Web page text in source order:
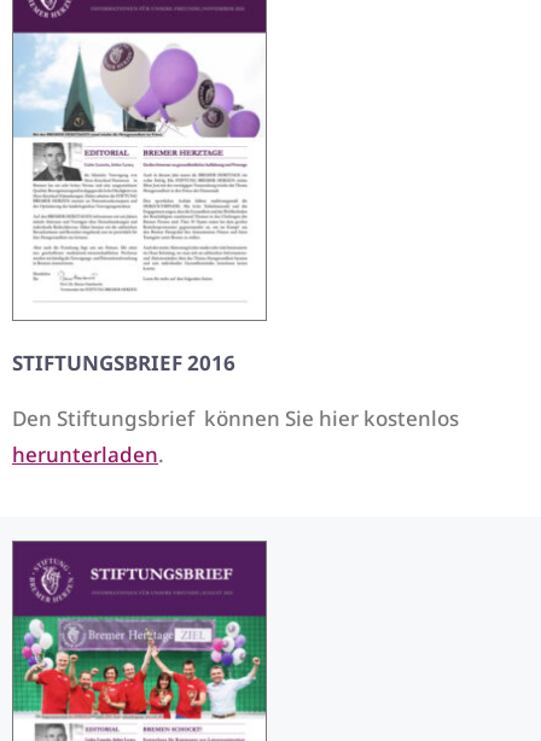
STIFTUNGSBRIEF 2016
Den Stiftungsbrief können Sie hier kostenlos
herunterladen.